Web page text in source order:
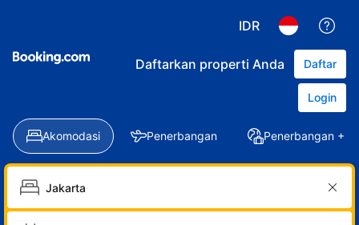
IDR
Daftarkan properti Anda Daftar
Login
Akomodasi Penerbangan Penerbangan +